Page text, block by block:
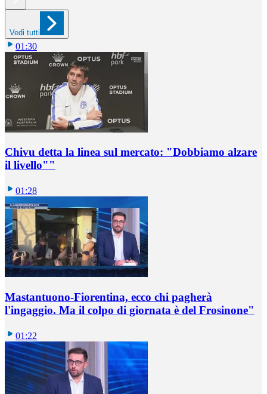
Vedi tutti
01:30
Chivu detta la linea sul mercato: "Dobbiamo alzare
il livello""
01:28
Mastantuono-Fiorentina, ecco chi pagherà
l'ingaggio. Ma il colpo di giornata è del Frosinone"
01:22